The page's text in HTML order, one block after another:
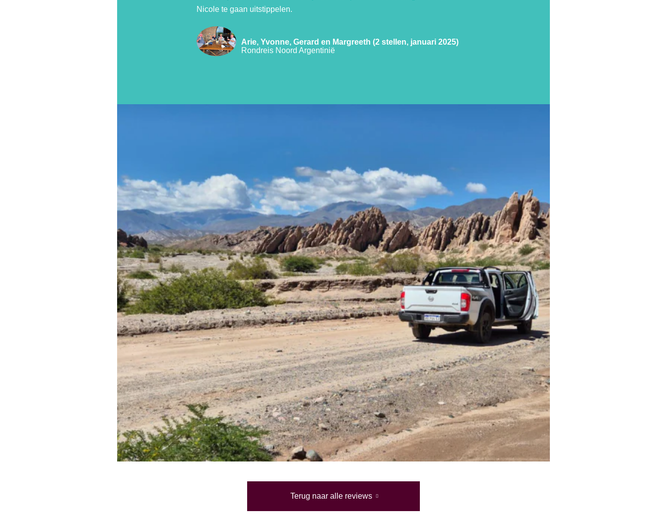
Nicole te gaan uitstippelen.
Arie, Yvonne, Gerard en Margreeth (2 stellen, januari 2025)
Rondreis Noord Argentinië
Terug naar alle reviews